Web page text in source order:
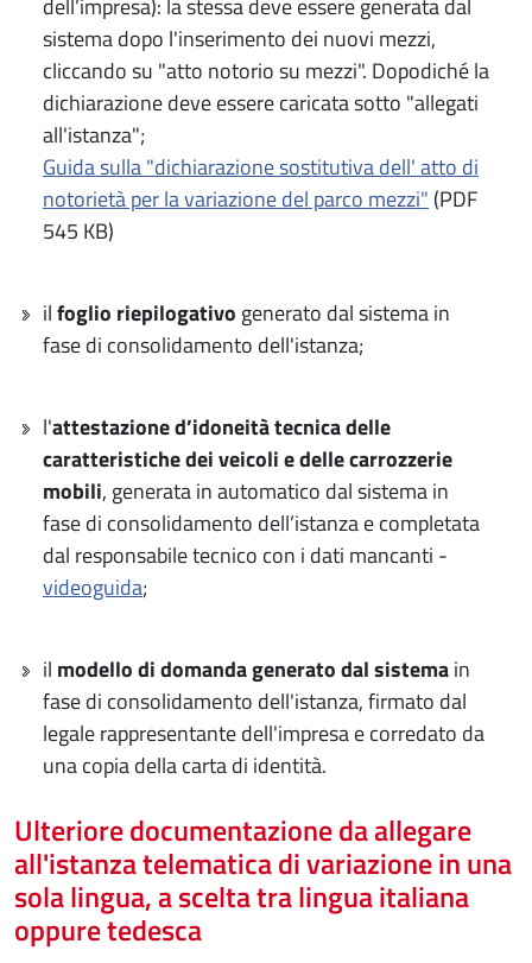
sistema dopo l'inserimento dei nuovi mezzi,
cliccando su "atto notorio su mezzi". Dopodiché la
dichiarazione deve essere caricata sotto "allegati
all'istanza";
Guida sulla "dichiarazione sostitutiva dell' atto di
notorietà per la variazione del parco mezzi" (PDF
545 KB)
ilfoglio riepilogativo generato dal sistema in
fase di consolidamento dell'istanza;
l'attestazione d’idoneità tecnica delle
caratteristiche dei veicoli e delle carrozzerie
mobili, generata in automatico dal sistema in
fase di consolidamento dell’istanza e completata
dal responsabile tecnico con i dati mancanti -
videoguida;
il modello di domanda generato dal sistemain
fase di consolidamento dell'istanza, firmato dal
legale rappresentante dell'impresa e corredato da
una copia della carta di identità.
Ulteriore documentazione da allegare
all'istanza telematica di variazione in una
sola lingua, a scelta tra lingua italiana
oppure tedesca